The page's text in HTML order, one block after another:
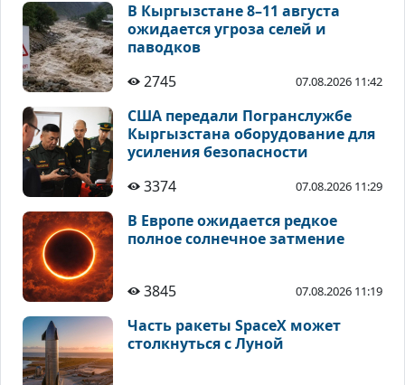
В Кыргызстане 8–11 августа
ожидается угроза селей и
паводков
2745
07.08.2026 11:42
США передали Погранслужбе
Кыргызстана оборудование для
усиления безопасности
3374
07.08.2026 11:29
В Европе ожидается редкое
полное солнечное затмение
3845 07.08.2026 11:19
Часть ракеты SpaceX может
столкнуться с Луной